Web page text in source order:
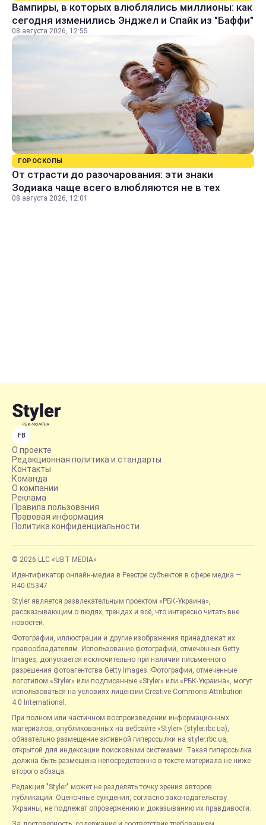
Вампиры, в которых влюблялись миллионы: как
сегодня изменились Энджел и Спайк из "Баффи"
08 августа 2026, 12:55
ГОРОСКОПЫ
От страсти до разочарования: эти знаки
Зодиака чаще всего влюбляются не в тех
08 августа 2026, 12:01
FB
О проекте
Редакционная политика и стандарты
Контакты
Команда
О компании
Реклама
Правила пользования
Правовая информация
Политика конфиденциальности
© 2026 LLC «UBT MEDIA»
Идентификатор онлайн-медиа в Реестре субъектов в сфере медиа —
R40-05347
Styler является развлекательным проектом «РБК-Украина»,
рассказывающим о людях, трендах и всё, что интересно читать вне
новостей.
Фотографии, иллюстрации и другие изображения принадлежат их
правообладателям. Использование фотографий, отмеченных Getty
Images, допускается исключительно при наличии письменного
разрешения фотоагентства Getty Images. Фотографии, отмеченные
логотипом «Styler» или подписанные «Styler» или «РБК-Украина», могут
использоваться на условиях лицензии Creative Commons Attribution
4.0 International.
При полном или частичном воспроизведении информационных
материалов, опубликованных на вебсайте «Styler» (styler.rbc.ua),
обязательно размещение активной гиперссылки на styler.rbc.ua,
открытой для индексации поисковыми системами. Такая гиперссылка
должна быть размещена непосредственно в тексте материала не ниже
второго абзаца.
Редакция "Styler" может не разделять точку зрения авторов
публикаций. Оценочные суждения, согласно законодательству
Украины, не подлежат опровержению и доказыванию их правдивости.